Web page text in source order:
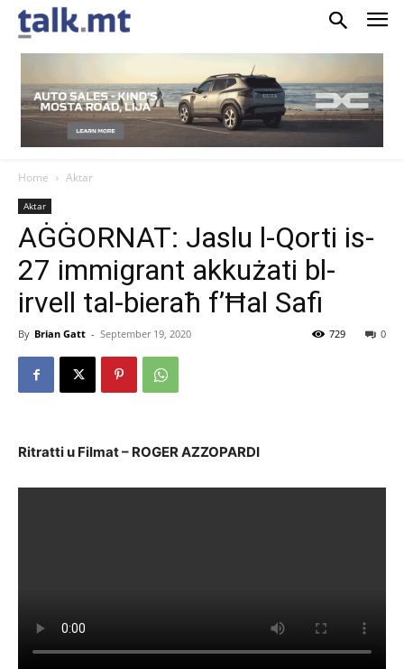
Home Aktar
Aktar
AĠĠORNAT: Jaslu l-Qorti is-
27 immigrant akkużati bl-
irvell tal-bieraħ f’Ħal Safi
By Brian Gatt - September 19, 2020 0
729
Ritratti u Filmat – ROGER AZZOPARDI